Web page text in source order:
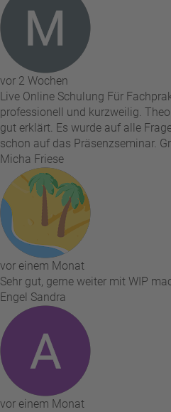
vor 2 Wochen
Live Online Schulung Für
professionell und kurzweilig.
gut erklärt. Es wurde auf alle
schon auf das Präsenzseminar.
Micha Friese
vor einem Monat
Sehr gut, gerne weiter mit WIP
Engel Sandra
vor einem Monat